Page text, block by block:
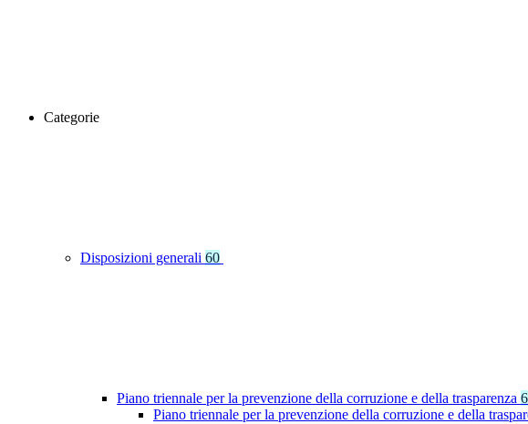
Categorie
Disposizioni generali 60
Piano triennale per la prevenzione della corruzione e della trasparenza 6
Piano triennale per la prevenzione della corruzione e della